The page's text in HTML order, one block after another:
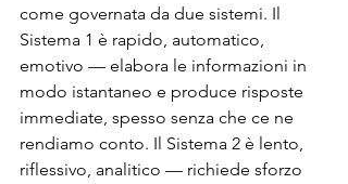
come governata da due sistemi. Il
Sistema 1 è rapido, automatico,
emotivo — elabora le informazioni in
modo istantaneo e produce risposte
immediate, spesso senza che ce ne
rendiamo conto. Il Sistema 2 è lento,
riflessivo, analitico — richiede sforzo